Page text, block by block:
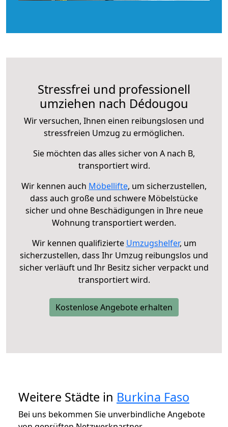
Stressfrei und professionell
umziehen nach Dédougou
Wir versuchen, Ihnen einen reibungslosen und
stressfreien Umzug zu ermöglichen.
Sie möchten das alles sicher von A nach B,
transportiert wird.
Wir kennen auch Möbellifte, um sicherzustellen,
dass auch große und schwere Möbelstücke
sicher und ohne Beschädigungen in Ihre neue
Wohnung transportiert werden.
Wir kennen qualifizierte Umzugshelfer, um
sicherzustellen, dass Ihr Umzug reibungslos und
sicher verläuft und Ihr Besitz sicher verpackt und
transportiert wird.
Kostenlose Angebote erhalten
Weitere Städte in Burkina Faso
Bei uns bekommen Sie unverbindliche Angebote